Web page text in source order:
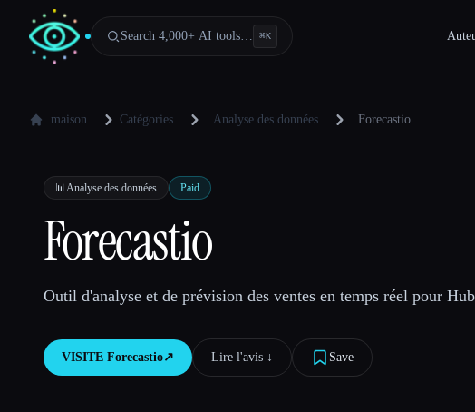
Search 4,000+ AI tools… ⌘K
maison Catégories Analyse des données Forecastio
📊Analyse des données Paid
Forecastio
Outil d'analyse et de prévision des ventes en temps réel pour
VISITE Forecastio↗︎ Lire l'avis ↓︎ Save